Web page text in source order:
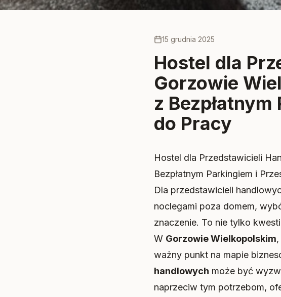
15 grudnia 2025
Hostel dla
Gorzowie
z
do Pracy
Hostel dla Przedstawicieli
Bezpłatnym Parkingiem i
Dla przedstawicieli
noclegami poza domem,
znaczenie. To nie tylko
W Gorzowie Wielkopolskim
ważny punkt na mapie
handlowych może być
naprzeciw tym potrzebom,